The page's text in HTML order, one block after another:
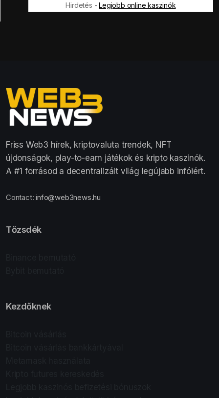
Hirdetés -Legjobb online kaszinók
Friss Web3 hírek, kriptovaluta trendek, NFT
újdonságok, play-to-earn játékok és kripto kaszinók.
A #1 forrásod a decentralizált világ legújabb infóiért.
Contact:info@web3news.hu
Tőzsdék
Kezdőknek